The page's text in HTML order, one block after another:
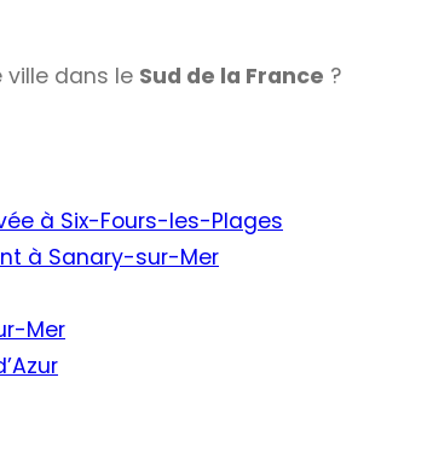
dans le Sud de la France ?
à Six-Fours-les-Plages
à Sanary-sur-Mer
Mer